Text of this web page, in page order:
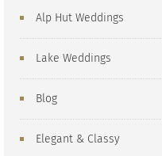
Alp Hut Weddings
Lake Weddings
Blog
Elegant & Classy